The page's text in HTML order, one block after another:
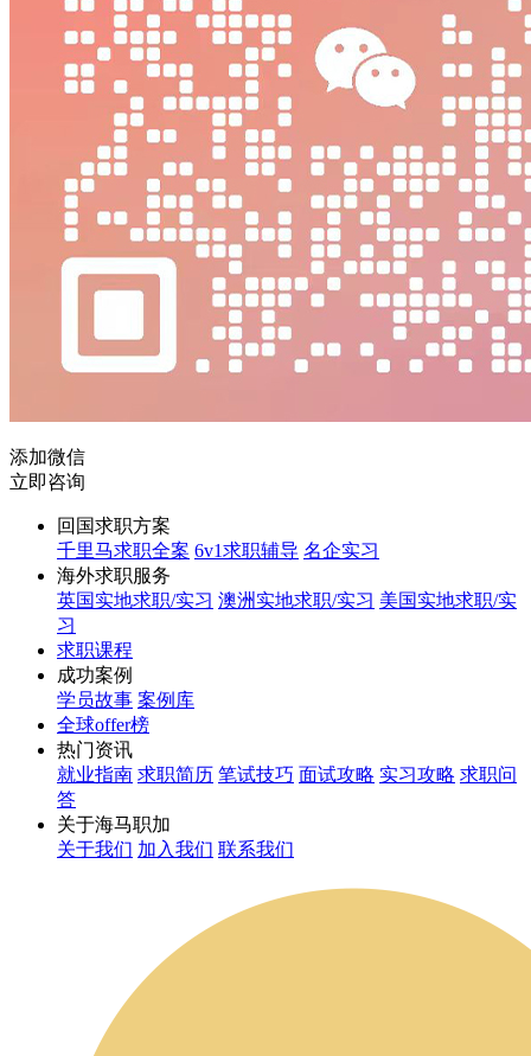
添加微信
立即咨询
回国求职方案
千里马求职全案 6v1求职辅导 名企实习
海外求职服务
英国实地求职/实习 澳洲实地求职/实习 美国实地求职/实
习
求职课程
成功案例
学员故事 案例库
全球offer榜
热门资讯
就业指南 求职简历 笔试技巧 面试攻略 实习攻略 求职问
答
关于海马职加
关于我们 加入我们 联系我们